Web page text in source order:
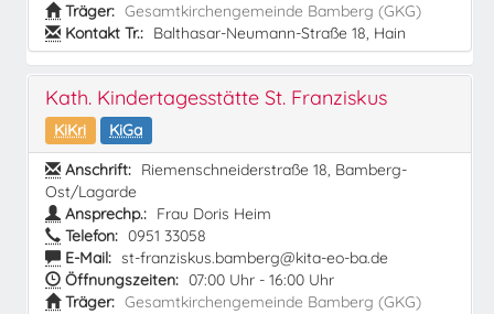
Träger: Gesamtkirchengemeinde Bamberg (GKG)
Kontakt Tr.: Balthasar-Neumann-Straße 18, Hain
Kath. Kindertagesstätte St. Franziskus
KiKri
KiGa
Anschrift: Riemenschneiderstraße 18, Bamberg-
Ost/Lagarde
Ansprechp.: Frau Doris Heim
Telefon: 0951 33058
E-Mail: st-franziskus.bamberg@kita-eo-ba.de
Öffnungszeiten: 07:00 Uhr - 16:00 Uhr
Träger: Gesamtkirchengemeinde Bamberg (GKG)